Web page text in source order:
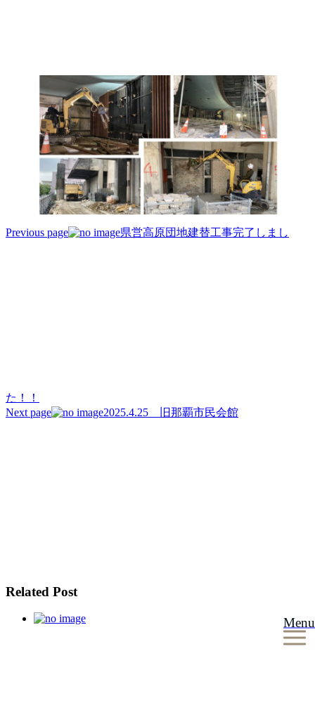
Menu
投
ョ
ン
Previous page 県営高原団地建替工事完了しまし
た！！
Next page
2025.4.25 旧那覇市民会館
Related Post